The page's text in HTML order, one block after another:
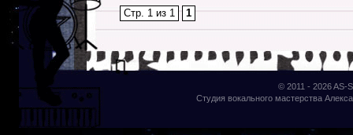
Стр. 1 из 1 1
© 2011 - 2026AS-
Студия вокального мастерства